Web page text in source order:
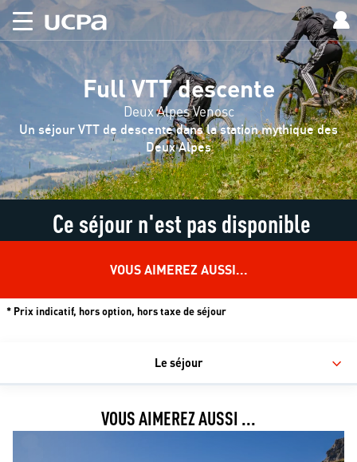
Full VTT descente
Deux Alpes Venosc
Un séjour VTT de descente dans la station mythique des
Deux Alpes
Ce séjour n'est pas disponible
VOUS AIMEREZ AUSSI...
* Prix indicatif, hors option, hors taxe de séjour
Le séjour
VOUS AIMEREZ AUSSI ...